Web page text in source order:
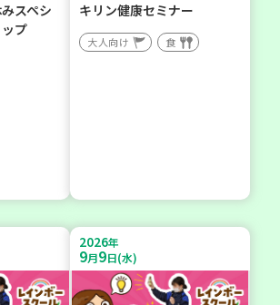
スペシ
ップ
キリン健康セミナー
大人向け 食
2026年
9月9日(水)